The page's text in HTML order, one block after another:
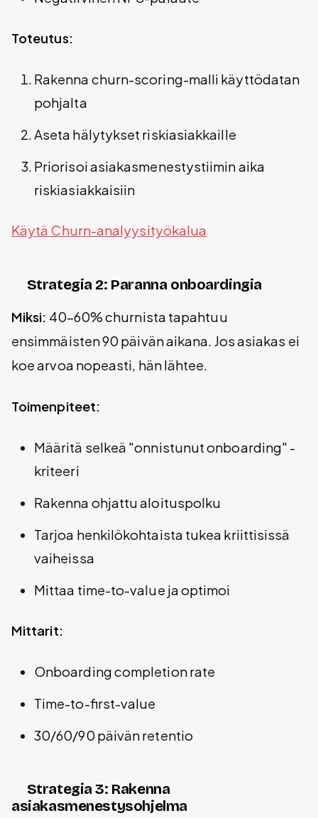
Toteutus:
Rakenna churn-scoring-malli käyttödatan
pohjalta
Aseta hälytykset riskiasiakkaille
Priorisoi asiakasmenestystiimin aika
riskiasiakkaisiin
Käytä Churn-analyysityökalua
Strategia 2: Paranna onboardingia
Miksi: 40-60% churnista tapahtuu
ensimmäisten 90 päivän aikana. Jos asiakas ei
koe arvoa nopeasti, hän lähtee.
Toimenpiteet:
Määritä selkeä "onnistunut onboarding" -
kriteeri
Rakenna ohjattu aloituspolku
Tarjoa henkilökohtaista tukea kriittisissä
vaiheissa
Mittaa time-to-value ja optimoi
Mittarit:
Onboarding completion rate
Time-to-first-value
30/60/90 päivän retentio
Strategia 3: Rakenna
asiakasmenestysohjelma